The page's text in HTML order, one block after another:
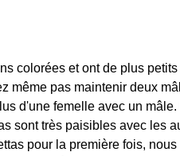
colorées et ont de plus
même pas maintenir deux
d'une femelle avec un
sont très paisibles avec les
pour la première fois,